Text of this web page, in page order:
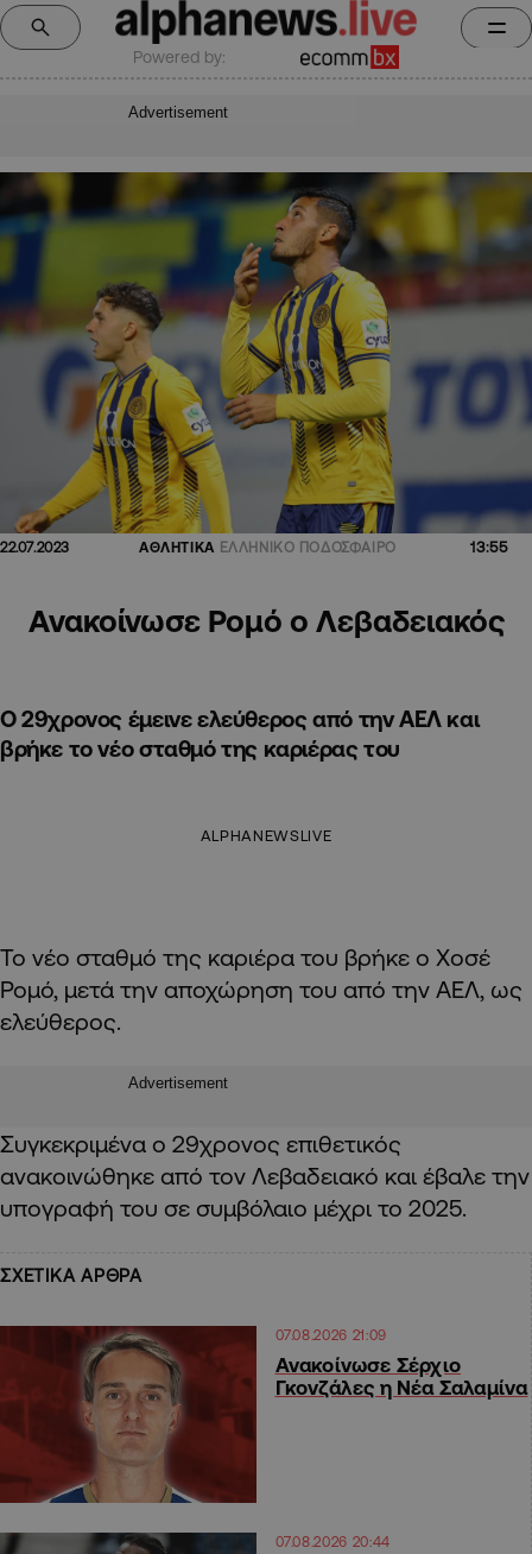
Powered by:
Advertisement
22.07.2023 ΑΘΛΗΤΙΚΑ ΕΛΛΗΝΙΚΟ ΠΟΔΟΣΦΑΙΡΟ 13:55
Ανακοίνωσε Ρομό ο Λεβαδειακός
Ο 29χρονος έμεινε ελεύθερος από την ΑΕΛ και
βρήκε το νέο σταθμό της καριέρας του
ALPHANEWSLIVE
Το νέο σταθμό της καριέρα του βρήκε ο Χοσέ
Ρομό, μετά την αποχώρηση του από την ΑΕΛ, ως
ελεύθερος.
Advertisement
Συγκεκριμένα ο 29χρονος επιθετικός
ανακοινώθηκε από τον Λεβαδειακό και έβαλε την
υπογραφή του σε συμβόλαιο μέχρι το 2025.
ΣΧΕΤΙΚΑ ΑΡΘΡΑ
07.08.2026 21:09
Ανακοίνωσε Σέρχιο
Γκονζάλες η Νέα Σαλαμίνα
07.08.2026 20:44